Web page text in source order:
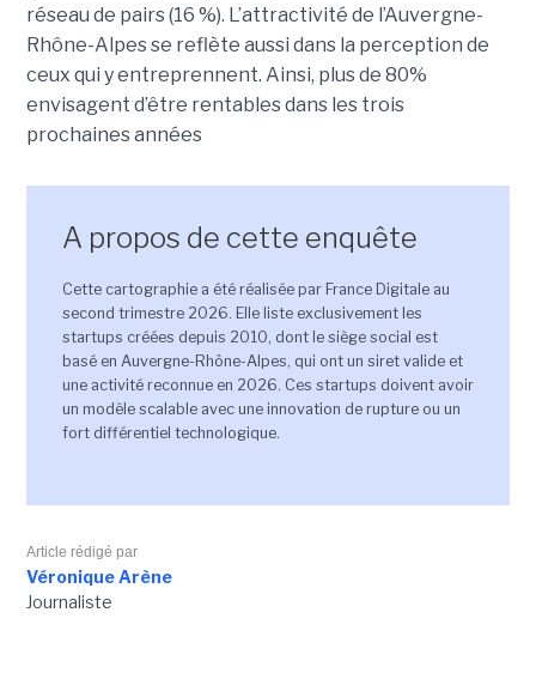
réseau de pairs (16 %). L’attractivité de l’Auvergne-
Rhône-Alpes se reflète aussi dans la perception de
ceux qui y entreprennent. Ainsi, plus de 80%
envisagent d’être rentables dans les trois
prochaines années
A propos de cette enquête
Cette cartographie a été réalisée par France Digitale au
second trimestre 2026. Elle liste exclusivement les
startups créées depuis 2010, dont le siège social est
basé en Auvergne-Rhône-Alpes, qui ont un siret valide et
une activité reconnue en 2026. Ces startups doivent avoir
un modèle scalable avec une innovation de rupture ou un
fort différentiel technologique.
Article rédigé par
Véronique Arène
Journaliste